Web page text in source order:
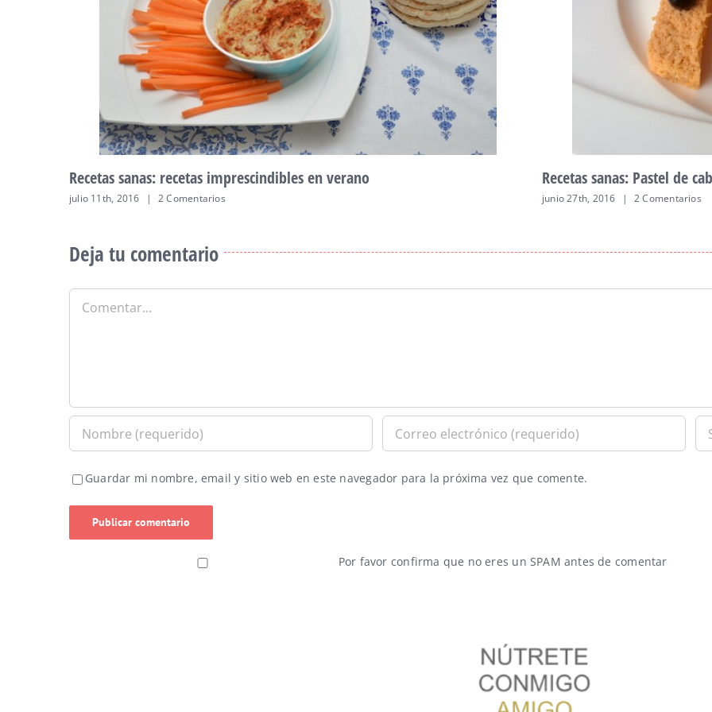
Recetas sanas: recetas imprescindibles en verano
julio 11th, 2016 | 2 Comentarios
Recetas sanas: Pastel de
junio 27th, 2016 | 2 Comentarios
Deja tu comentario
Guardar mi nombre, email y sitio web en este navegador para la próxima vez que comente.
Por favor confirma que no eres un SPAM antes de comentar